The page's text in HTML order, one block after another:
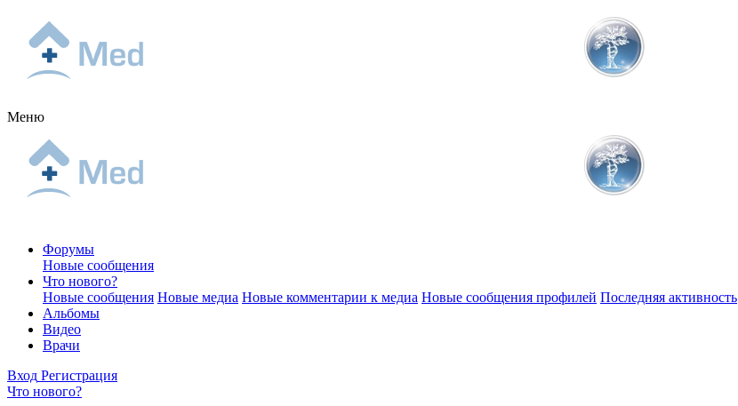
Меню
Форумы
Новые сообщения
Что нового?
Новые сообщения Новые медиа Новые комментарии к медиа Новые сообщения профилей Последняя активность
Альбомы
Видео
Врачи
Вход Регистрация
Что нового?